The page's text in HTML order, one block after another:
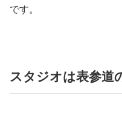
です。
スタジオは表参道